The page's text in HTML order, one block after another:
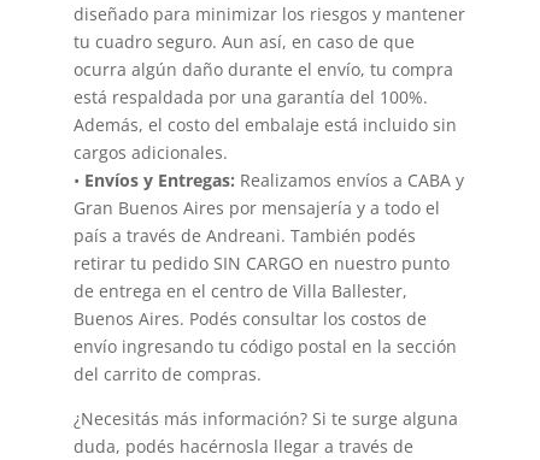
diseñado para minimizar los riesgos y mantener
tu cuadro seguro. Aun así, en caso de que
ocurra algún daño durante el envío, tu compra
está respaldada por una garantía del 100%.
Además, el costo del embalaje está incluido sin
cargos adicionales.
• Envíos y Entregas: Realizamos envíos a CABA y
Gran Buenos Aires por mensajería y a todo el
país a través de Andreani. También podés
retirar tu pedido SIN CARGO en nuestro punto
de entrega en el centro de Villa Ballester,
Buenos Aires. Podés consultar los costos de
envío ingresando tu código postal en la sección
del carrito de compras.
¿Necesitás más información? Si te surge alguna
duda, podés hacérnosla llegar a través de